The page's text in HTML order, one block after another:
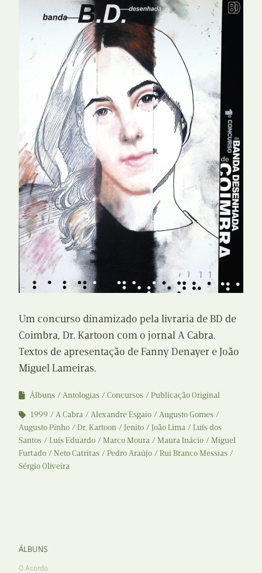
Um concurso dinamizado pela livraria de BD de
Coimbra, Dr. Kartoon com o jornal A Cabra.
Textos de apresentação de Fanny Denayer e João
Miguel Lameiras.
Álbuns Antologias Concursos
Publicação Original
1999
A Cabra Alexandre Esgaio
Augusto Gomes
Augusto Pinho
Dr. Kartoon Jenito João Lima
Luís dos
Santos
Luís Eduardo Marco Moura Maura Inácio
Miguel
Furtado
Neto Catritas Pedro Araújo
Rui Branco Messias
Sérgio Oliveira
ÁLBUNS
O Acordo